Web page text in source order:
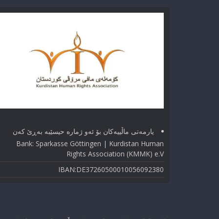
یارمەتی ماڵییەکان بۆ ئەو ژماره حیسێبە بەڕێ کەن
Bank: Sparkasse Göttingen | Kurdistan Human
Rights Association (KMMK) e.V
IBAN:DE37260500010056092380